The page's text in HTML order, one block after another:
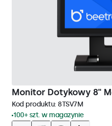
Monitor Dotykowy 8"
Kod produktu: 8TSV7M
100+ szt. w magazynie